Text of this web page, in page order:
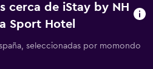
cerca de iStay by NH
Sport Hotel
seleccionadas por momondo